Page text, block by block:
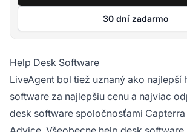
30 dní zadarmo
Help Desk Software
LiveAgent bol tiež uznaný ako najlepší
software za najlepšiu cenu a najviac
desk software spoločnosťami